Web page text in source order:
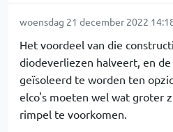
woensdag 21 december 2022
Het voordeel van die
diodeverliezen halveert, en
geïsoleerd te worden ten
elco's moeten wel wat groter
rimpel te voorkomen.